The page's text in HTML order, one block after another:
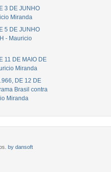
3 DE JUNHO
Miranda
5 DE JUNHO
- Mauricio
11 DE MAIO DE
Miranda
DE 12 DE
Brasil contra
Miranda
by dansoft